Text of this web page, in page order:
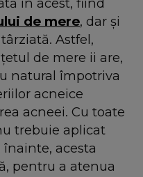
de mere, dar și
Astfel,
de mere ii are,
natural împotriva
acneice
acneei. Cu toate
trebuie aplicat
acesta
pentru a atenua